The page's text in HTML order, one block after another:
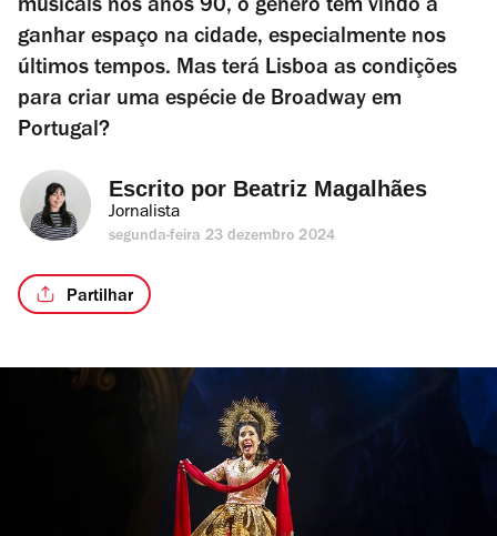
musicais nos anos 90, o género tem vindo a
ganhar espaço na cidade, especialmente nos
últimos tempos. Mas terá Lisboa as condições
para criar uma espécie de Broadway em
Portugal?
Escrito por Beatriz Magalhães
Jornalista
segunda-feira 23 dezembro 2024
Partilhar